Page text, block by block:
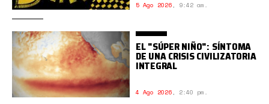
5 Ago 2026, 9:42 am.
EL "SÚPER NIÑO": SÍNTOMA
DE UNA CRISIS CIVILIZATORIA
INTEGRAL
4 Ago 2026, 2:40 pm.